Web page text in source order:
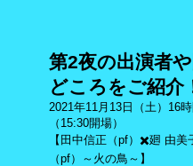
第2夜の出演者
どころをご紹介
2021年11月13日（土）16
（15:30開場）
【田中信正（pf）✖️廻 由美
（pf）～火の鳥～】